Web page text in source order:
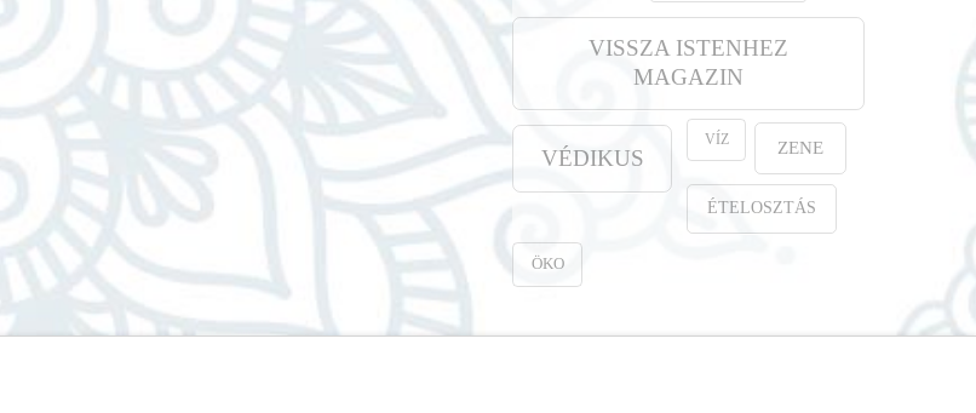
VISSZA ISTENHEZ
MAGAZIN
VÉDIKUS
VÍZ ZENE
ÉTELOSZTÁS
ÖKO